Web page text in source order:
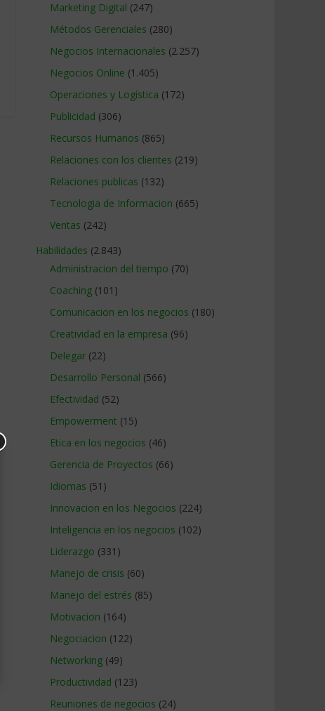
Marketing Digital (247)
Métodos Gerenciales (280)
Negocios Internacionales (2.257)
Negocios Online (1.405)
Operaciones y Logística (172)
Publicidad (306)
Recursos Humanos (865)
Relaciones con los clientes (219)
Relaciones publicas (132)
Tecnologia de Informacion (665)
Ventas (242)
Habilidades (2.843)
Administracion del tiempo (70)
Coaching (101)
Comunicacion en los negocios (180)
Creatividad en la empresa (96)
Delegar (22)
Desarrollo Personal (566)
Efectividad (52)
Empowerment (15)
Etica en los negocios (46)
Gerencia de Proyectos (66)
Idiomas (51)
Innovacion en los Negocios (224)
Inteligencia en los negocios (102)
Liderazgo (331)
Manejo de crisis (60)
Manejo del estrés (85)
Motivacion (164)
Negociacion (122)
Networking (49)
Productividad (123)
Reuniones de negocios (24)